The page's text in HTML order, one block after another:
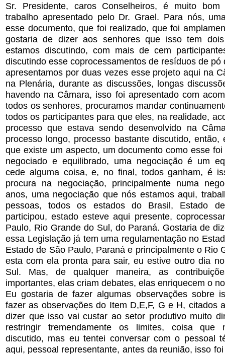
Sr. Presidente, caros Conselheiros, é muito
trabalho apresentado pelo Dr. Grael. Para nós,
esse documento, que foi realizado, que foi
gostaria de dizer aos senhores que isso tem
estamos discutindo, com mais de cem
discutindo esse coprocessamentos de resíduos de pó
apresentamos por duas vezes esse projeto aqui na
na Plenária, durante as discussões, longas
havendo na Câmara, isso foi apresentado com
todos os senhores, procuramos mandar
todos os participantes para que eles, na realidade,
processo que estava sendo desenvolvido na
processo longo, processo bastante discutido,
que existe um aspecto, um documento como esse
negociado e equilibrado, uma negociação é um
cede alguma coisa, e, no final, todos ganham, é
procura na negociação, principalmente numa
anos, uma negociação que nós estamos aqui,
pessoas, todos os estados do Brasil, Estado
participou, estado esteve aqui presente,
Paulo, Rio Grande do Sul, do Paraná. Gostaria de
essa Legislação já tem uma regulamentação no
Estado de São Paulo, Paraná e principalmente o Rio
esta com ela pronta para sair, eu estive outro dia
Sul. Mas, de qualquer maneira, as
importantes, elas criam debates, elas enriquecem o
Eu gostaria de fazer algumas observações sobre
fazer as observações do Item D,E,F, G e H, citados
dizer que isso vai custar ao setor produtivo muito
restringir tremendamente os limites, coisa que
discutido, mas eu tentei conversar com o pessoal
aqui, pessoal representante, antes da reunião, isso